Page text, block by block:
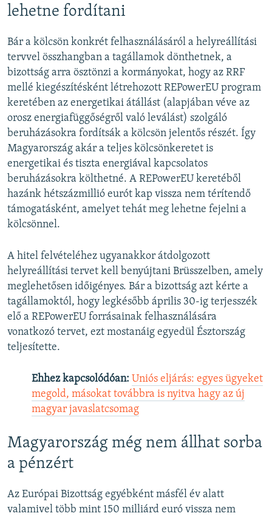
lehetne fordítani
Bár a kölcsön konkrét felhasználásáról a helyreállítási
tervvel összhangban a tagállamok dönthetnek, a
bizottság arra ösztönzi a kormányokat, hogy az RRF
mellé kiegészítésként létrehozott REPowerEU program
keretében az energetikai átállást (alapjában véve az
orosz energiafüggőségről való leválást) szolgáló
beruházásokra fordítsák a kölcsön jelentős részét. Így
Magyarország akár a teljes kölcsönkeretet is
energetikai és tiszta energiával kapcsolatos
beruházásokra költhetné. A REPowerEU keretéből
hazánk hétszázmillió eurót kap vissza nem térítendő
támogatásként, amelyet tehát meg lehetne fejelni a
kölcsönnel.
A hitel felvételéhez ugyanakkor átdolgozott
helyreállítási tervet kell benyújtani Brüsszelben, amely
meglehetősen időigényes. Bár a bizottság azt kérte a
tagállamoktól, hogy legkésőbb április 30-ig terjesszék
elő a REPowerEU forrásainak felhasználására
vonatkozó tervet, ezt mostanáig egyedül Észtország
teljesítette.
Ehhez kapcsolódóan: Uniós eljárás: egyes ügyeket
megold, másokat továbbra is nyitva hagy az új
magyar javaslatcsomag
Magyarország még nem állhat sorba
a pénzért
Az Európai Bizottság egyébként másfél év alatt
valamivel több mint 150 milliárd euró vissza nem